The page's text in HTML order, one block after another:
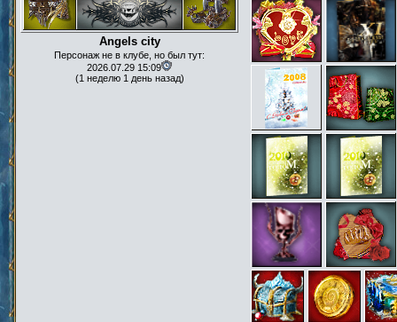
Angels city
Персонаж не в клубе, но был тут:
2026.07.29 15:09
(1 неделю 1 день назад)